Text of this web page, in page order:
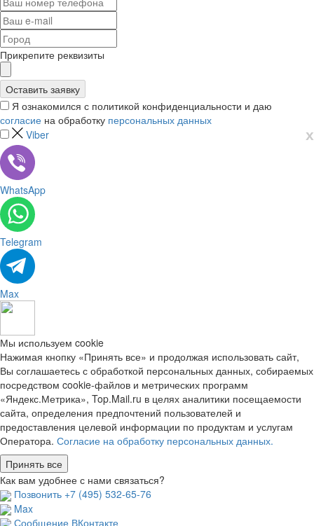
Прикрепите реквизиты
Я ознакомился с политикой конфиденциальности и даю
согласие на обработку персональных данных
х
Viber
WhatsApp
Telegram
Max
Мы используем cookie
Нажимая кнопку «Принять все» и продолжая использовать сайт,
Вы соглашаетесь с обработкой персональных данных, собираемых
посредством cookie-файлов и метрических программ
«Яндекс.Метрика», Top.Mail.ru в целях аналитики посещаемости
сайта, определения предпочтений пользователей и
предоставления целевой информации по продуктам и услугам
Оператора. Согласие на обработку персональных данных.
Принять все
Как вам удобнее с нами связаться?
Позвонить +7 (495) 532-65-76
Max
Сообщение ВКонтакте